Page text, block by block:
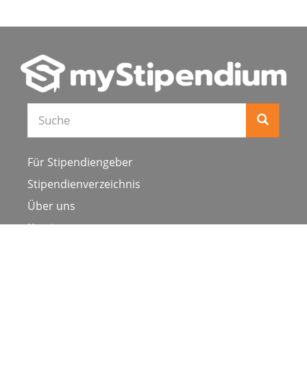
Für Stipendiengeber
Stipendienverzeichnis
Über uns
Karriere